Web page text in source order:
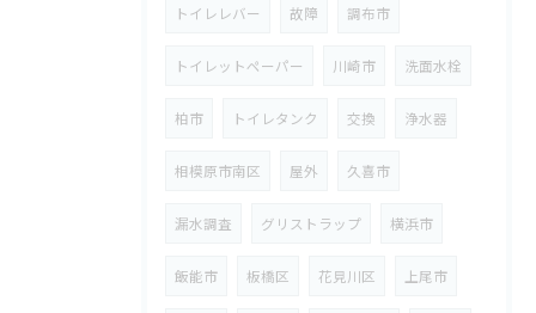
トイレレバー 故障 調布市
トイレットペーパー 川崎市 洗面水栓
柏市 トイレタンク 交換 浄水器
相模原市南区 屋外 久喜市
漏水調査 グリストラップ 横浜市
飯能市 板橋区 花見川区 上尾市